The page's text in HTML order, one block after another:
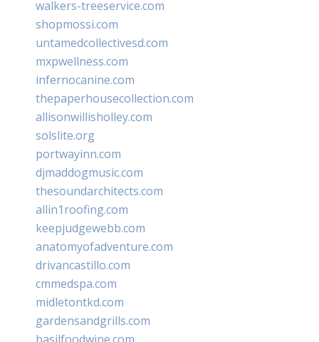
walkers-treeservice.com
shopmossi.com
untamedcollectivesd.com
mxpwellness.com
infernocanine.com
thepaperhousecollection.com
allisonwillisholley.com
solslite.org
portwayinn.com
djmaddogmusic.com
thesoundarchitects.com
allin1roofing.com
keepjudgewebb.com
anatomyofadventure.com
drivancastillo.com
cmmedspa.com
midletontkd.com
gardensandgrills.com